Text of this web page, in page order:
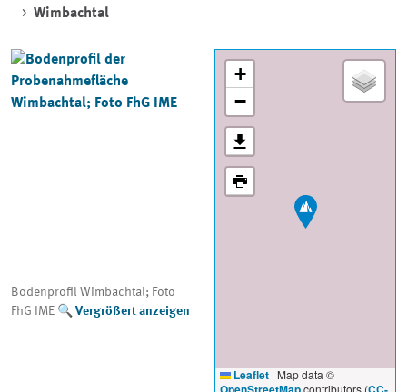
Wimbachtal
Bodenprofil Wimbachtal; Foto
FhG IME
Vergrößert anzeigen
+
−
Leaflet | Map data ©
contributors (